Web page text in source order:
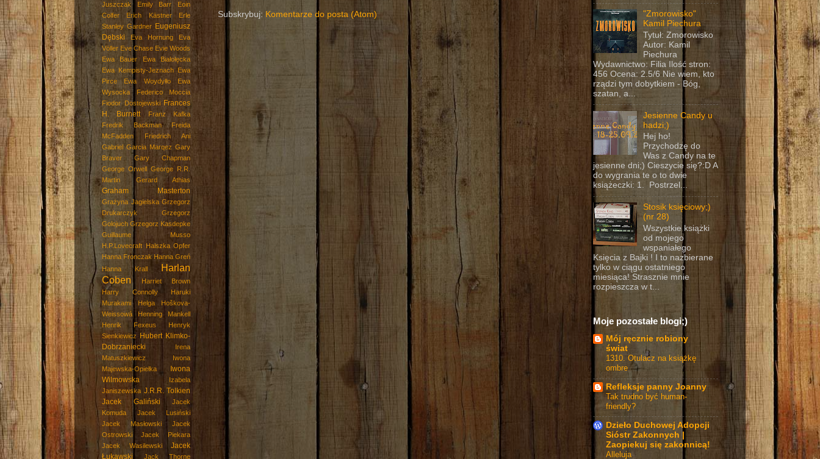
Subskrybuj: Komentarze do posta (Atom)
Juszczak
Emily Barr
Eoin
Colfer
Erich Kästner
Erle
Stanley Gardner Eugeniusz
Dębski
Eva Hornung
Eva
Völler Eve Chase Evie Woods
Ewa Bauer
Ewa Białołęcka
Ewa Kempisty-Jeznach
Ewa
Pirce
Ewa Woydyłło
Ewa
Wysocka
Federico Moccia
Fiodor Dostojewski
Frances
H. Burnett
Franz Kafka
Fredrik Backman
Freida
McFadden
Friedrich Ani
Gabriel Garcia Marqez Gary
Braver
Gary Chapman
George Orwell
George R.R.
Martin
Gerard Athias
Graham Masterton
Grażyna Jagielska Grzegorz
Drukarczyk
Grzegorz
Golojuch Grzegorz Kasdepke
Guillaume Musso
H.P.Lovecraft
Halszka Opfer
Hanna Fronczak Hanna Greń
Hanna Krall
Harlan
Coben
Harriet Brown
Harry Connolly
Haruki
Murakami
Helga Hoškova-
Weissowá
Henning Mankell
Henrik Fexeus
Henryk
Sienkiewicz
Hubert Klimko-
Dobrzaniecki
Irena
Matuszkiewicz
Iwona
Majewska-Opiełka
Iwona
Wilmowska
Izabela
Janiszewska J.R.R. Tolkien
Jacek Galiński
Jacek
Komuda
Jacek Lusiński
Jacek Masłowski
Jacek
Ostrowski
Jacek Piekara
Jacek Wasilewski
Jacek
Łukawski
Jack Thorne
"Zmorowisko"
Kamil Piechura
Tytuł: Zmorowisko
Autor: Kamil
Piechura
Wydawnictwo: Filia Ilość stron:
456 Ocena: 2.5/6 Nie wiem, kto
rządzi tym dobytkiem - Bóg,
szatan, a...
Jesienne Candy u
hadzi;)
Hej ho!
Przychodzę do
Was z Candy na te
jesienne dni;) Cieszycie się?:D A
do wygrania te o to dwie
książeczki: 1. Postrzel...
Stosik księciowy;)
(nr 28)
Wszystkie książki
od mojego
wspaniałego
Księcia z Bajki ! I to nazbierane
tylko w ciągu ostatniego
miesiąca! Strasznie mnie
rozpieszcza w t...
Moje pozostałe blogi;)
Mój ręcznie robiony
świat
1310. Otulacz na książkę
ombre
Refleksje panny Joanny
Tak trudno być human-
friendly?
Dzieło Duchowej Adopcji
Sióstr Zakonnych |
Zaopiekuj się zakonnicą!
Alleluja